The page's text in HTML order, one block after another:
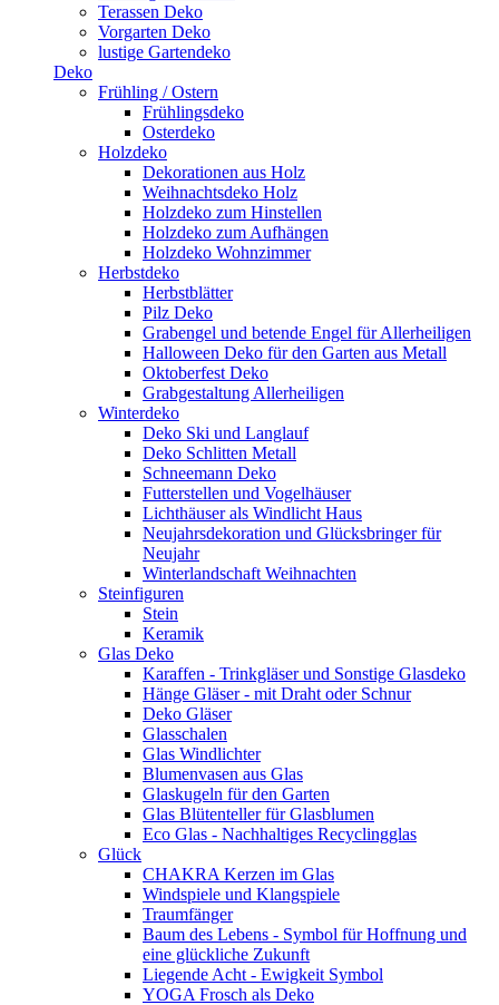
Terassen Deko
Vorgarten Deko
lustige Gartendeko
Deko
Frühling / Ostern
Frühlingsdeko
Osterdeko
Holzdeko
Dekorationen aus Holz
Weihnachtsdeko Holz
Holzdeko zum Hinstellen
Holzdeko zum Aufhängen
Holzdeko Wohnzimmer
Herbstdeko
Herbstblätter
Pilz Deko
Grabengel und betende Engel für Allerheiligen
Halloween Deko für den Garten aus Metall
Oktoberfest Deko
Grabgestaltung Allerheiligen
Winterdeko
Deko Ski und Langlauf
Deko Schlitten Metall
Schneemann Deko
Futterstellen und Vogelhäuser
Lichthäuser als Windlicht Haus
Neujahrsdekoration und Glücksbringer für
Neujahr
Winterlandschaft Weihnachten
Steinfiguren
Stein
Keramik
Glas Deko
Karaffen - Trinkgläser und Sonstige Glasdeko
Hänge Gläser - mit Draht oder Schnur
Deko Gläser
Glasschalen
Glas Windlichter
Blumenvasen aus Glas
Glaskugeln für den Garten
Glas Blütenteller für Glasblumen
Eco Glas - Nachhaltiges Recyclingglas
Glück
CHAKRA Kerzen im Glas
Windspiele und Klangspiele
Traumfänger
Baum des Lebens - Symbol für Hoffnung und
eine glückliche Zukunft
Liegende Acht - Ewigkeit Symbol
YOGA Frosch als Deko